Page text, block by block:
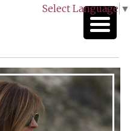
Select Language ▼